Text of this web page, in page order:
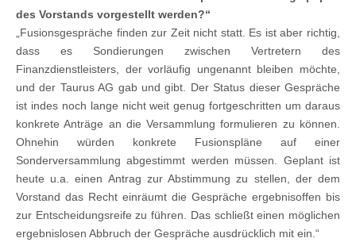
des Vorstands vorgestellt werden?“
„Fusionsgespräche finden zur Zeit nicht statt. Es ist aber richtig,
dass es Sondierungen zwischen Vertretern des
Finanzdienstleisters, der vorläufig ungenannt bleiben möchte,
und der Taurus AG gab und gibt. Der Status dieser Gespräche
ist indes noch lange nicht weit genug fortgeschritten um daraus
konkrete Anträge an die Versammlung formulieren zu können.
Ohnehin würden konkrete Fusionspläne auf einer
Sonderversammlung abgestimmt werden müssen. Geplant ist
heute u.a. einen Antrag zur Abstimmung zu stellen, der dem
Vorstand das Recht einräumt die Gespräche ergebnisoffen bis
zur Entscheidungsreife zu führen. Das schließt einen möglichen
ergebnislosen Abbruch der Gespräche ausdrücklich mit ein.“